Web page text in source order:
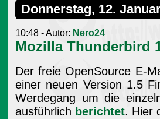
Donnerstag, 12.
10:48 - Autor: Nero24
Mozilla Thunderbird
Der freie OpenSource E-
einer neuen Version 1.5
Werdegang um die
ausführlich berichtet. Hier